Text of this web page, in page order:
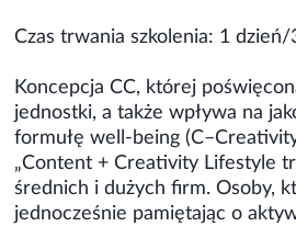
Czas trwania szkolenia: 1
Koncepcja CC, której
jednostki, a także wpływa na
formułę well-being
„Content + Creativity Lifestyle
średnich i dużych firm. Osoby,
jednocześnie pamiętając o